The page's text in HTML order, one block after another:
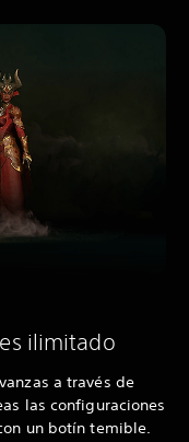
ilimitado
a través de
las configuraciones
un botín temible.